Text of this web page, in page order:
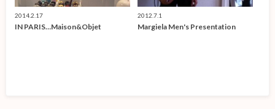
2014.2.17
IN PARIS…Maison&Objet
2012.7.1
Margiela Men's Presentation